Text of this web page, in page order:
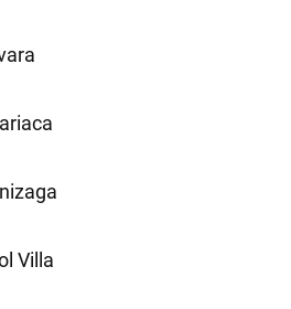
Villa